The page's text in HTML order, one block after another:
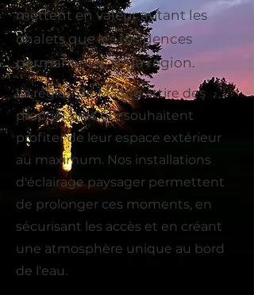
mettent en valeur autant les
chalets que les résidences
permanentes de la région.
La région de Magog attire des
propriétaires qui souhaitent
profiter de leur espace extérieur
au maximum. Nos installations
d'éclairage paysager permettent
de prolonger ces moments, en
sécurisant les accès et en créant
une atmosphère unique au bord
de l'eau.